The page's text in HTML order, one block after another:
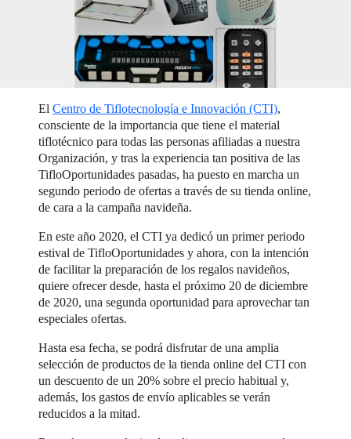
ElCentro de Tiflotecnología e Innovación (CTI),
consciente de la importancia que tiene el material
tiflotécnico para todas las personas afiliadas a nuestra
Organización, y tras la experiencia tan positiva de las
TifloOportunidades pasadas, ha puesto en marcha un
segundo periodo de ofertas a través de su tienda online,
de cara a la campaña navideña.
En este año 2020, el CTI ya dedicó un primer periodo
estival de TifloOportunidades y ahora, con la intención
de facilitar la preparación de los regalos navideños,
quiere ofrecer desde, hasta el próximo 20 de diciembre
de 2020, una segunda oportunidad para aprovechar tan
especiales ofertas.
Hasta esa fecha, se podrá disfrutar de una amplia
selección de productos de la tienda online del CTI con
un descuento de un 20% sobre el precio habitual y,
además, los gastos de envío aplicables se verán
reducidos a la mitad.